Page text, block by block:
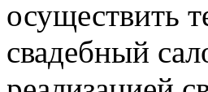
осуществить
свадебный